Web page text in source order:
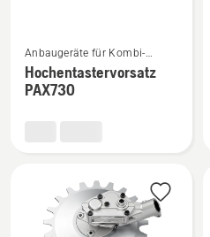
Details
zu
Hochentastervorsatz
Anbaugeräte für Kombi-
Trimmer und -Motorsensen
Hochentastervorsatz
PAX730